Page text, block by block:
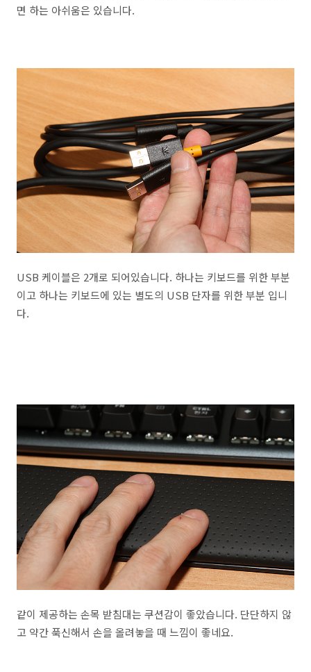
면 하는 아쉬움은 있습니다.
USB 케이블은 2개로 되어있습니다. 하나는 키보드를 위한 부분
이고 하나는 키보드에 있는 별도의 USB 단자를 위한 부분 입니
다.
같이 제공하는 손목 받침대는 쿠션감이 좋았습니다. 단단하지 않
고 약간 푹신해서 손을 올려놓을 때 느낌이 좋네요.